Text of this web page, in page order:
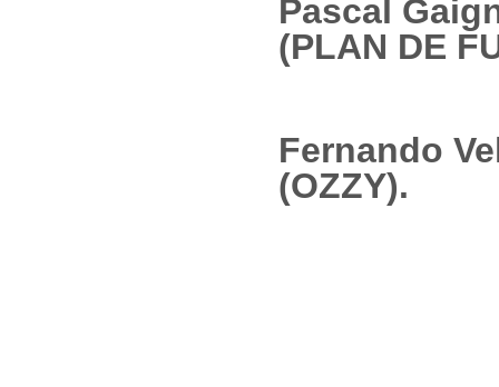
Pascal
(PLAN DE
Fernando
(OZZY).